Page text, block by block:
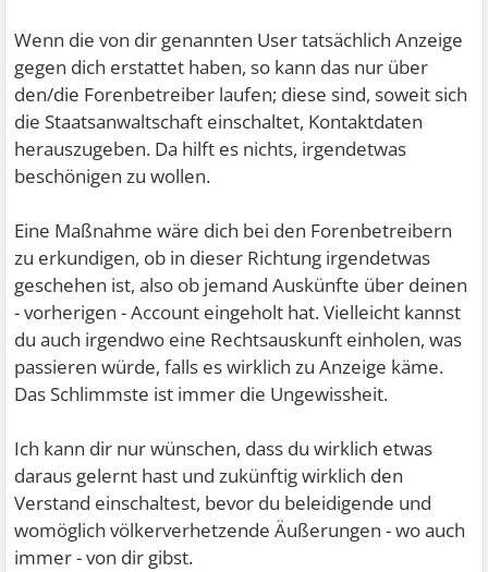
Wenn die von dir genannten User tatsächlich Anzeige
gegen dich erstattet haben, so kann das nur über
den/die Forenbetreiber laufen; diese sind, soweit sich
die Staatsanwaltschaft einschaltet, Kontaktdaten
herauszugeben. Da hilft es nichts, irgendetwas
beschönigen zu wollen.
Eine Maßnahme wäre dich bei den Forenbetreibern
zu erkundigen, ob in dieser Richtung irgendetwas
geschehen ist, also ob jemand Auskünfte über deinen
- vorherigen - Account eingeholt hat. Vielleicht kannst
du auch irgendwo eine Rechtsauskunft einholen, was
passieren würde, falls es wirklich zu Anzeige käme.
Das Schlimmste ist immer die Ungewissheit.
Ich kann dir nur wünschen, dass du wirklich etwas
daraus gelernt hast und zukünftig wirklich den
Verstand einschaltest, bevor du beleidigende und
womöglich völkerverhetzende Äußerungen - wo auch
immer - von dir gibst.